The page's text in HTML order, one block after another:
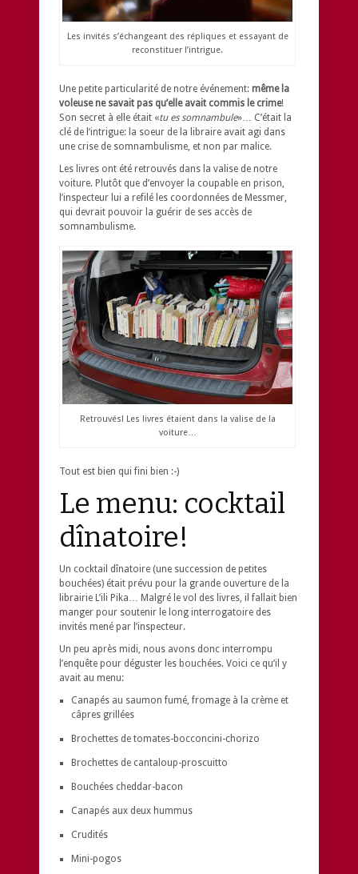
Les invités s’échangeant des répliques et essayant de
reconstituer l’intrigue.
Une petite particularité de notre événement: même la
voleuse ne savait pas qu’elle avait commis le crime!
Son secret à elle était «tu es somnambule»… C’était la
clé de l’intrigue: la soeur de la libraire avait agi dans
une crise de somnambulisme, et non par malice.
Les livres ont été retrouvés dans la valise de notre
voiture. Plutôt que d’envoyer la coupable en prison,
l’inspecteur lui a refilé les coordonnées de Messmer,
qui devrait pouvoir la guérir de ses accès de
somnambulisme.
Retrouvés! Les livres étaient dans la valise de la
voiture…
Tout est bien qui fini bien :-)
Le menu: cocktail
dînatoire!
Un cocktail dînatoire (une succession de petites
bouchées) était prévu pour la grande ouverture de la
librairie L’ili Pika… Malgré le vol des livres, il fallait bien
manger pour soutenir le long interrogatoire des
invités mené par l’inspecteur.
Un peu après midi, nous avons donc interrompu
l’enquête pour déguster les bouchées. Voici ce qu’il y
avait au menu:
Canapés au saumon fumé, fromage à la crème et
câpres grillées
Brochettes de tomates-bocconcini-chorizo
Brochettes de cantaloup-proscuitto
Bouchées cheddar-bacon
Canapés aux deux hummus
Crudités
Mini-pogos